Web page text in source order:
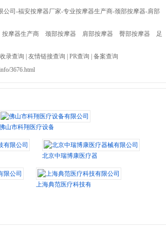
公司-福安按摩器厂家-专业按摩器生产商-颈部按摩器-肩部
按摩器生产商 颈部按摩器 肩部按摩器 臀部按摩器
足
录查询 友情链接查询 PR查询
备案查询
3676.html
山市科翔医疗设备有限公司
公司 北京中瑞博康医疗器械有限公司
司 上海典范医疗科技有限公司